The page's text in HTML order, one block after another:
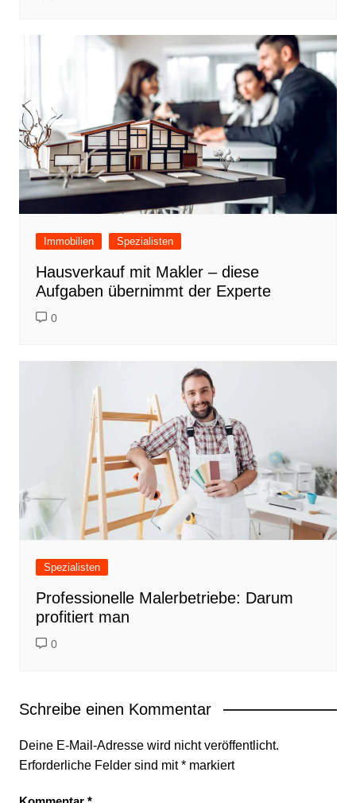
Immobilien Spezialisten
Hausverkauf mit Makler – diese
Aufgaben übernimmt der Experte
0
Spezialisten
Professionelle Malerbetriebe: Darum
profitiert man
0
Schreibe einen Kommentar
Deine E-Mail-Adresse wird nicht veröffentlicht.
Erforderliche Felder sind mit*markiert